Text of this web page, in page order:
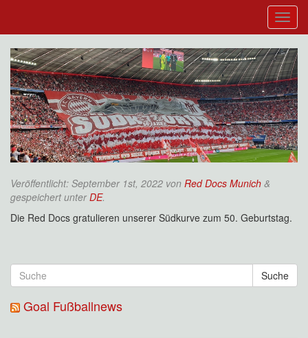
Veröffentlicht: September 1st, 2022 von Red Docs Munich &
gespeichert unterDE.
Die Red Docs gratulieren unserer Südkurve zum 50. Geburtstag.
Suche
Goal Fußballnews